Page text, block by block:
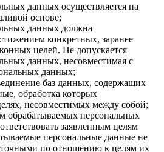
данных осуществляется на
основе;
данных должна
конкретных, заранее
целей. Не допускается
данных, несовместимая с
данных;
баз данных, содержащих
обработка которых
несовместимых между собой;
обрабатываемых персональных
заявленным целям
персональные данные не
по отношению к целям их